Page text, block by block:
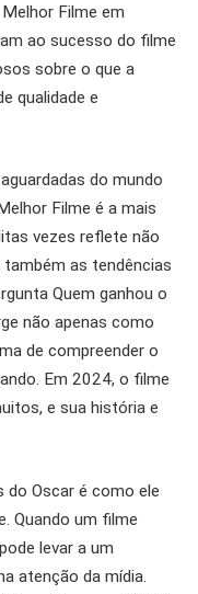
Filme em
ao sucesso do filme
sobre o que a
qualidade e
do mundo
Filme é a mais
vezes reflete não
as tendências
Quem ganhou o
não apenas como
de compreender o
Em 2024, o filme
e sua história e
Oscar é como ele
Quando um filme
levar a um
atenção da mídia.